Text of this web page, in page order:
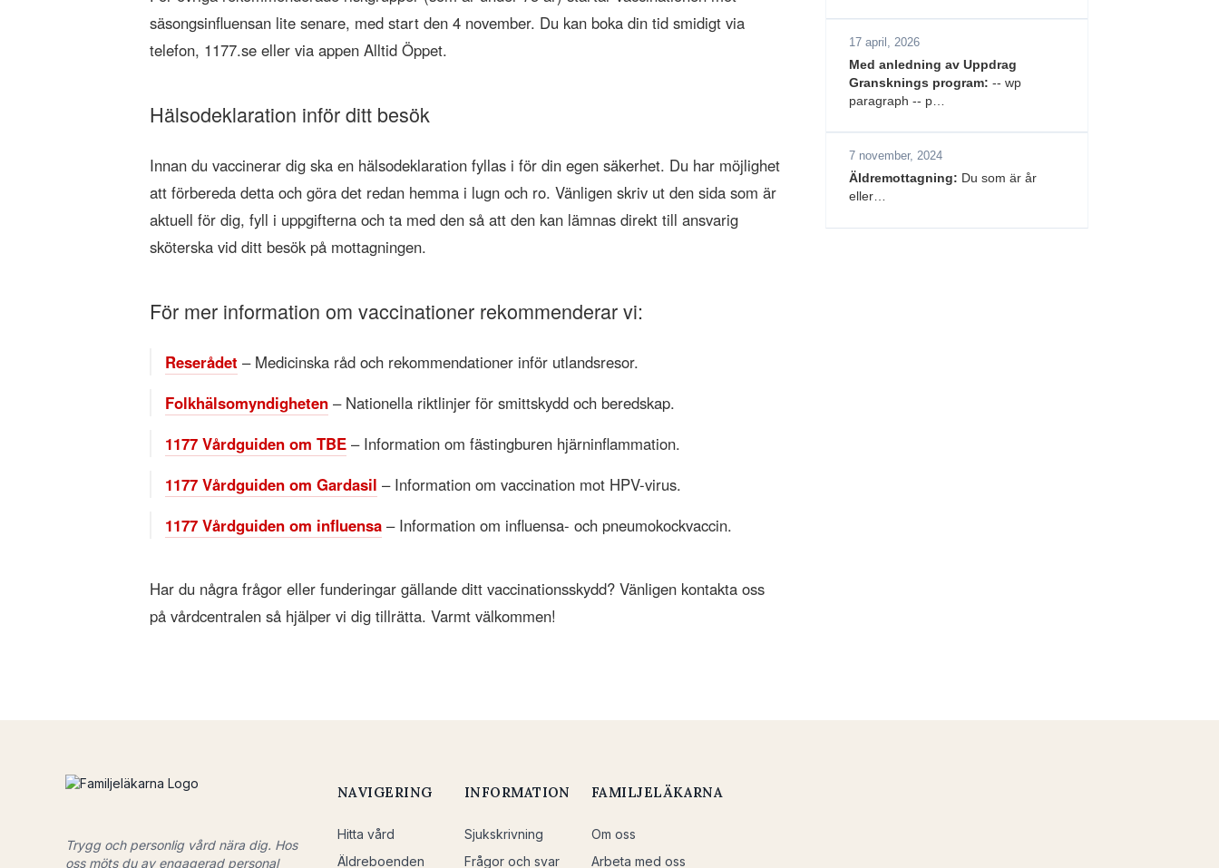
säsongsinfluensan lite senare, med start den 4 november. Du kan boka din tid smidigt via
telefon, 1177.se eller via appen Alltid Öppet.
Hälsodeklaration inför ditt besök
Innan du vaccinerar dig ska en hälsodeklaration fyllas i för din egen säkerhet. Du har möjlighet
att förbereda detta och göra det redan hemma i lugn och ro. Vänligen skriv ut den sida som är
aktuell för dig, fyll i uppgifterna och ta med den så att den kan lämnas direkt till ansvarig
sköterska vid ditt besök på mottagningen.
För mer information om vaccinationer rekommenderar vi:
Reserådet – Medicinska råd och rekommendationer inför utlandsresor.
Folkhälsomyndigheten– Nationella riktlinjer för smittskydd och beredskap.
1177 Vårdguiden om TBE– Information om fästingburen hjärninflammation.
1177 Vårdguiden om Gardasil – Information om vaccination mot HPV-virus.
1177 Vårdguiden om influensa– Information om influensa- och pneumokockvaccin.
Har du några frågor eller funderingar gällande ditt vaccinationsskydd? Vänligen kontakta oss
på vårdcentralen så hjälper vi dig tillrätta. Varmt välkommen!
17 april, 2026
Med anledning av Uppdrag
Gransknings program: -- wp
paragraph -- p…
7 november, 2024
Äldremottagning: Du som är år
eller…
Trygg och personlig vård nära dig. Hos
oss möts du av engagerad personal
NAVIGERING
Hitta vård
Äldreboenden
INFORMATION
Sjukskrivning
Frågor och svar
FAMILJELÄKARNA
Om oss
Arbeta med oss